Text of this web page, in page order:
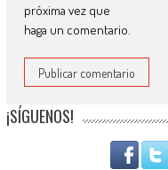
próxima vez que
haga un comentario.
¡SÍGUENOS!